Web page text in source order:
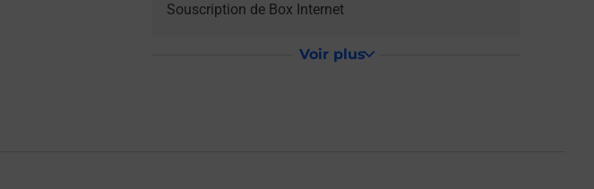
Souscription de Box Internet
Voir plus